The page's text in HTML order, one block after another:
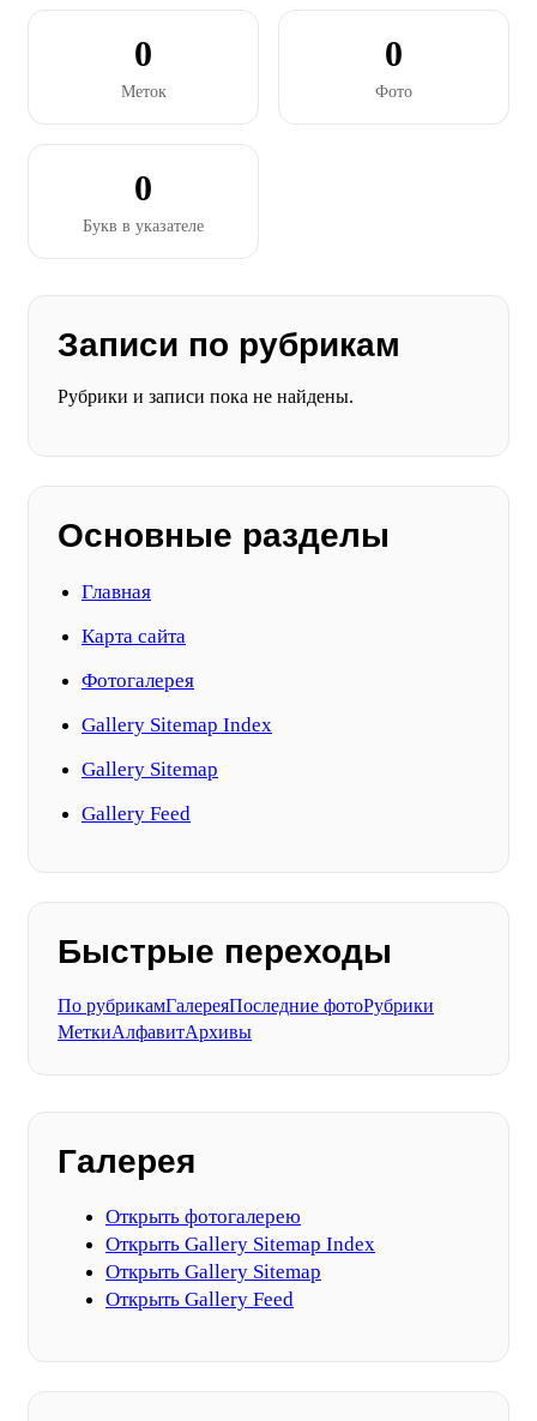
0
Меток
0
Фото
0
Букв в указателе
Записи по рубрикам
Рубрики и записи пока не найдены.
Основные разделы
Главная
Карта сайта
Фотогалерея
Gallery Sitemap Index
Gallery Sitemap
Gallery Feed
Быстрые переходы
По рубрикамГалереяПоследние фотоРубрики
МеткиАлфавитАрхивы
Галерея
Открыть фотогалерею
Открыть Gallery Sitemap Index
Открыть Gallery Sitemap
Открыть Gallery Feed